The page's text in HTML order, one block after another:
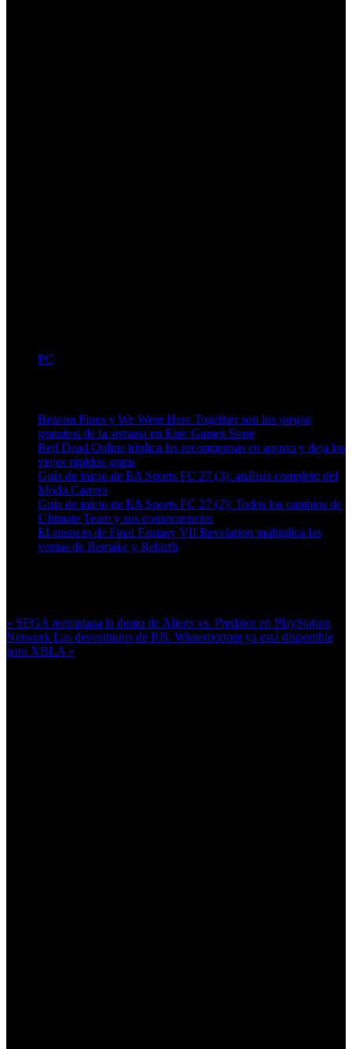
PC
Beacon Pines y We Were Here Together son los juegos
gratuitos de la semana en Epic Games Store
Red Dead Online triplica las recompensas en agosto y deja los
viajes rápidos gratis
Guía de inicio de EA Sports FC 27 (3): análisis completo del
Modo Carrera
Guía de inicio de EA Sports FC 27 (2): Todos los cambios de
Ultimate Team y sus consecuencias
El anuncio de Final Fantasy VII Revelation multiplica las
ventas de Remake y Rebirth
« SEGA reemplaza la demo de Aliens vs. Predator en PlayStation
Network Las desventuras de P.B. Winterbottom ya está disponible
para XBLA »